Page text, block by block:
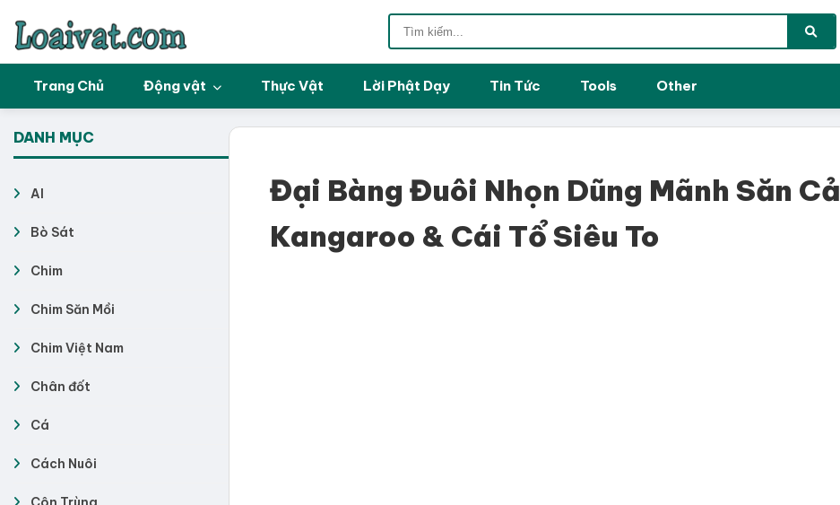
Trang Chủ Động vật Thực Vật Lời Phật Dạy Tin Tức Tools Other
DANH MỤC
AI
Bò Sát
Chim
Chim Săn Mồi
Chim Việt Nam
Chân đốt
Cá
Cách Nuôi
Đại Bàng Đuôi Nhọn Dũng Mãnh Săn Cả
Kangaroo & Cái Tổ Siêu To